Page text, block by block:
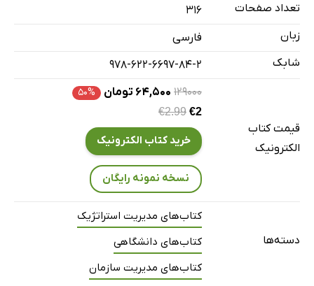
تعداد صفحات
316
زبان
فارسی
شابک
978-622-6697-84-2
قیمت کتاب
الکترونیک
۱۲۹۰۰۰ ۶۴,۵۰۰ تومان ۵۰%
€2.99 €2
خرید کتاب الکترونیک
نسخه نمونه رایگان
دسته‌ها
کتاب‌های مدیریت استراتژیک
کتاب‌های دانشگاهی
کتاب‌های مدیریت سازمان